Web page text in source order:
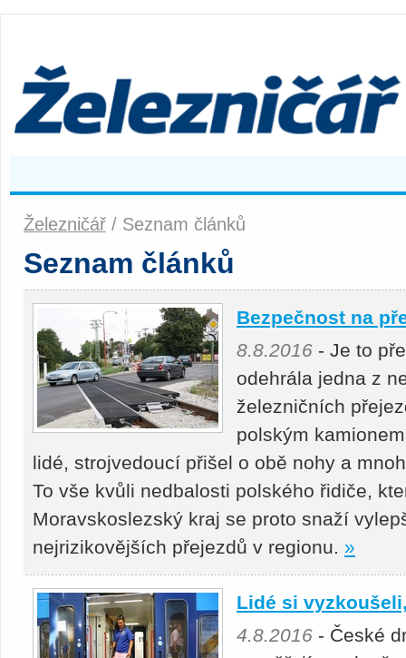
Železničář / Seznam článků
Seznam článků
Bezpečnost na
8.8.2016 - Je to
odehrála jedna z
železničních
polským
lidé, strojvedoucí přišel o obě nohy a
To vše kvůli nedbalosti polského řidiče,
Moravskoslezský kraj se proto snaží
nejrizikovějších přejezdů v regionu. »
Lidé si
4.8.2016 - České